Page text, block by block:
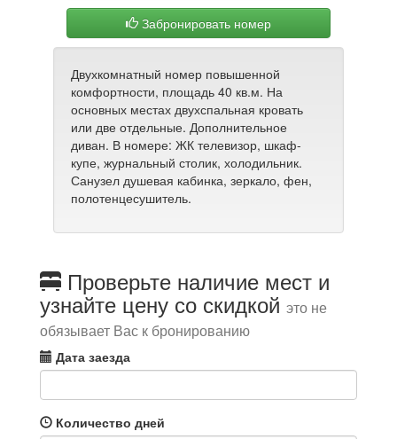
Забронировать номер
Двухкомнатный номер повышенной
комфортности, площадь 40 кв.м. На
основных местах двухспальная кровать
или две отдельные. Дополнительное
диван. В номере: ЖК телевизор, шкаф-
купе, журнальный столик, холодильник.
Санузел душевая кабинка, зеркало, фен,
полотенцесушитель.
Проверьте наличие мест и
узнайте цену со скидкой это не
обязывает Вас к бронированию
Дата заезда
Количество дней